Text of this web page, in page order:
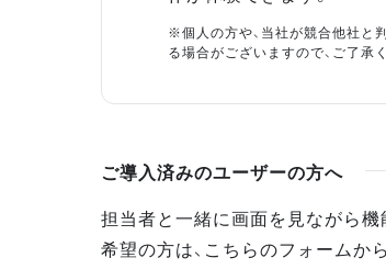
※個人の方や、当社が競合他社と
る場合がございますので、ご了承
ご導入済みのユーザーの方へ
担当者と一緒に画面を見ながら機
希望の方は、こちらのフォームか